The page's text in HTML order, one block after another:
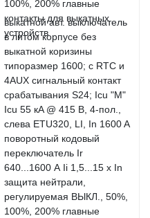
выкатной авт. выключатель
в литом корпусе без
выкатной коризины
типоразмер 1600; с RTC и
4AUX сигнальный контакт
срабатывания S24; Icu "M"
Icu 55 кA @ 415 В, 4-пол.,
слева ETU320, LI, In 1600 A
поворотный кодовый
переключатель Ir
640...1600 А Ii 1,5...15 x In
защита нейтрали,
регулируемая ВЫКЛ., 50%,
100%, 200% главные